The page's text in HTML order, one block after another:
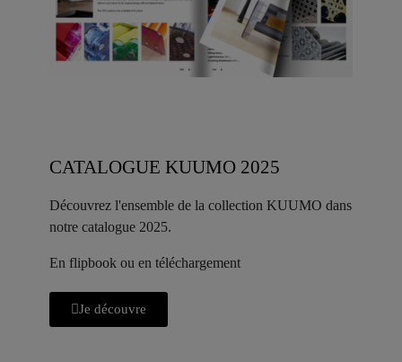
CATALOGUE KUUMO 2025
Découvrez l'ensemble de la collection KUUMO dans
notre catalogue 2025.
En flipbook ou en téléchargement
Je découvre